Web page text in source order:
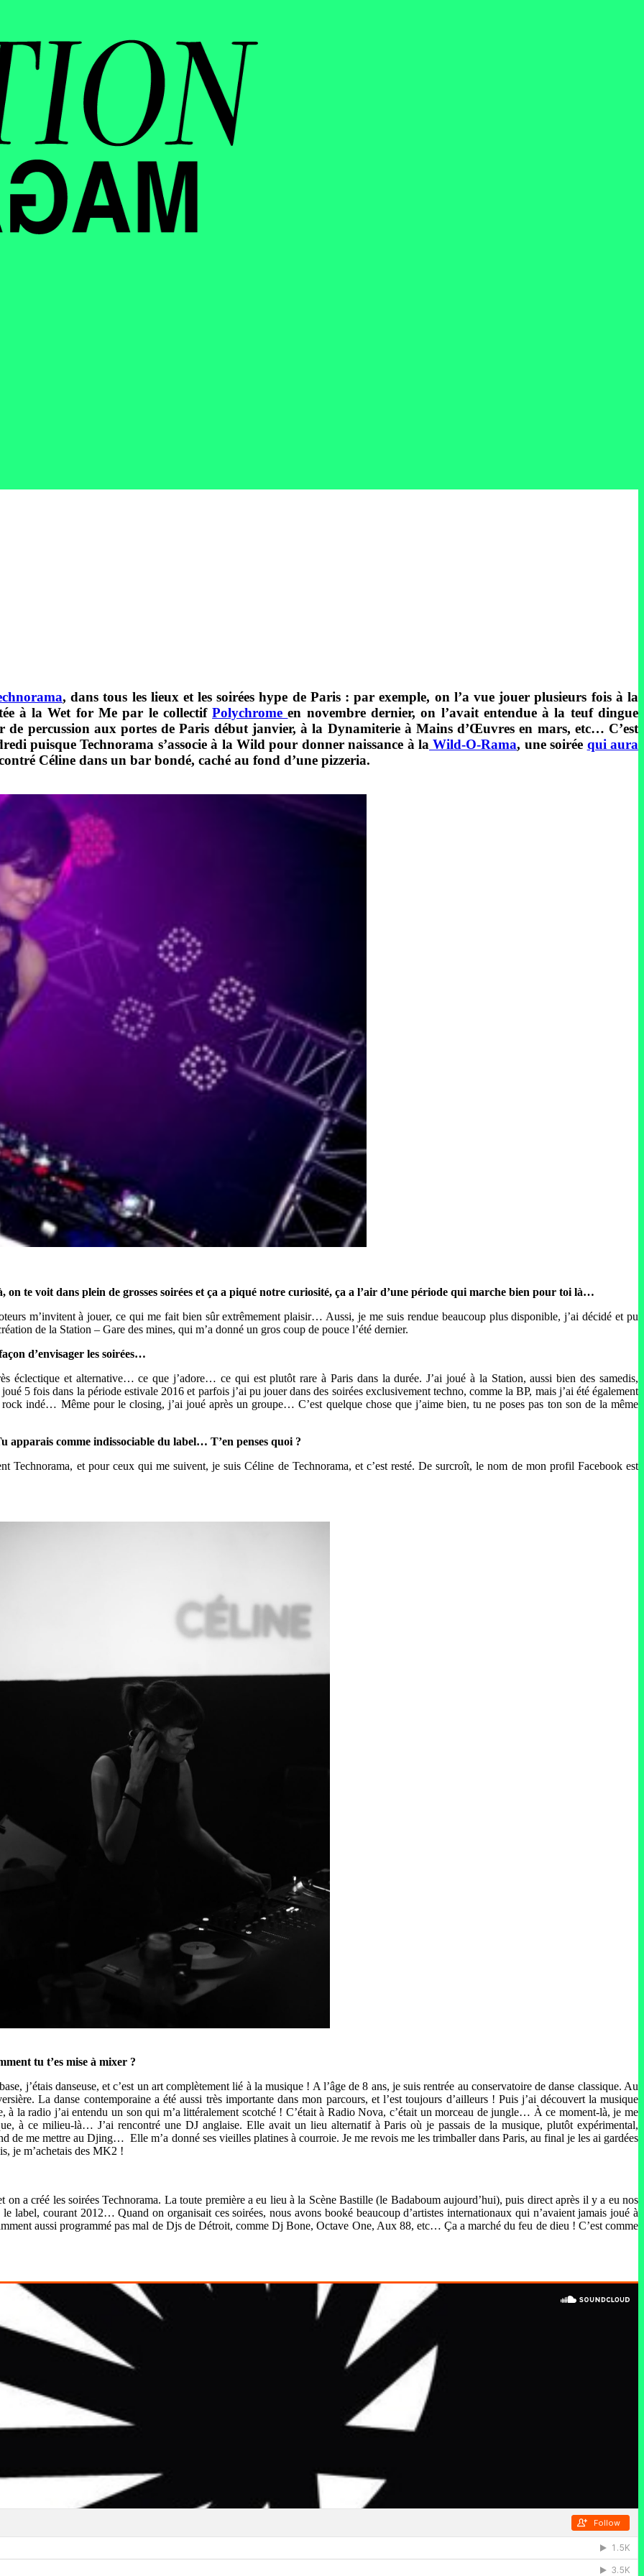
, dans tous les lieux et les soirées hype de Paris : par exemple, on l’a vue jouer plusieurs fois à la
à la Wet for Me par le collectifPolychromeen novembre dernier, on l’avait entendue à la teuf dingue
de percussion aux portes de Paris début janvier, à la Dynamiterie à Mains d’Œuvres en mars, etc… C’est
puisque Technorama s’associe à la Wild pour donner naissance à la Wild-O-Rama, une soirée qui aura
Céline dans un bar bondé, caché au fond d’une pizzeria.
te voit dans plein de grosses soirées et ça a piqué notre curiosité, ça a l’air d’une période qui marche bien pour toi là…
m’invitent à jouer, ce qui me fait bien sûr extrêmement plaisir… Aussi, je me suis rendue beaucoup plus disponible, j’ai décidé et pu
de la Station – Gare des mines, qui m’a donné un gros coup de pouce l’été dernier.
d’envisager les soirées…
éclectique et alternative… ce que j’adore… ce qui est plutôt rare à Paris dans la durée. J’ai joué à la Station, aussi bien des samedis,
5 fois dans la période estivale 2016 et parfois j’ai pu jouer dans des soirées exclusivement techno, comme la BP, mais j’ai été également
indé… Même pour le closing, j’ai joué après un groupe… C’est quelque chose que j’aime bien, tu ne poses pas ton son de la même
apparais comme indissociable du label… T’en penses quoi ?
Technorama, et pour ceux qui me suivent, je suis Céline de Technorama, et c’est resté. De surcroît, le nom de mon profil Facebook est
tu t’es mise à mixer ?
j’étais danseuse, et c’est un art complètement lié à la musique ! A l’âge de 8 ans, je suis rentrée au conservatoire de danse classique. Au
La danse contemporaine a été aussi très importante dans mon parcours, et l’est toujours d’ailleurs ! Puis j’ai découvert la musique
à la radio j’ai entendu un son qui m’a littéralement scotché ! C’était à Radio Nova, c’était un morceau de jungle… À ce moment-là, je me
à ce milieu-là… J’ai rencontré une DJ anglaise. Elle avait un lieu alternatif à Paris où je passais de la musique, plutôt expérimental,
de me mettre au Djing… Elle m’a donné ses vieilles platines à courroie. Je me revois me les trimballer dans Paris, au final je les ai gardées
je m’achetais des MK2 !
on a créé les soirées Technorama. La toute première a eu lieu à la Scène Bastille (le Badaboum aujourd’hui), puis direct après il y a eu nos
label, courant 2012… Quand on organisait ces soirées, nous avons booké beaucoup d’artistes internationaux qui n’avaient jamais joué à
aussi programmé pas mal de Djs de Détroit, comme Dj Bone, Octave One, Aux 88, etc… Ça a marché du feu de dieu ! C’est comme